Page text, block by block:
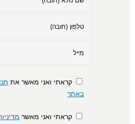
קראתי ואני מאשר את
באתר
קראתי ואני מאשר